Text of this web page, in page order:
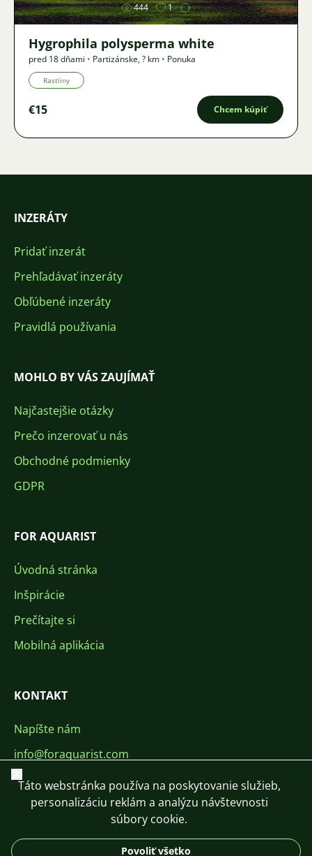
444 1
Hygrophila polysperma white
pred 18 dňami • Partizánske,? km • Ponuka
Rastliny
€15 Chcem kúpiť
INZERÁTY
Pridať inzerát
Prehľadávať inzeráty
Obľúbené inzeráty
Pravidlá používania
MOHLO BY VÁS ZAUJÍMAŤ
Najčastejšie otázky
Prečo inzerovať u nás
Obchodné podmienky
GDPR
FOR AQUARIST
Úvodná stránka
Inšpirácie
Prečítajte si
Mobilná aplikácia
KONTAKT
Napíšte nám
info@foraquarist.com
+420 603 449 602
Zavrieť
Táto webstránka používa na poskytovanie služieb,
personalizáciu reklám a analýzu návštevnosti
súbory cookie.
Povoliť všetko